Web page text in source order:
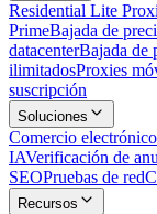
Residential Lite
PrimeBajada de
datacenterBajada de
ilimitadosProxies
suscripción
Soluciones
Comercio electrónico
IAVerificación de
SEOPruebas de red
Recursos